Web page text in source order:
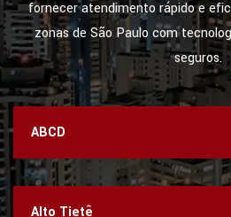
fornecer atendimento rápido e
zonas de São Paulo com
seguros.
ABCD
Alto Tietê